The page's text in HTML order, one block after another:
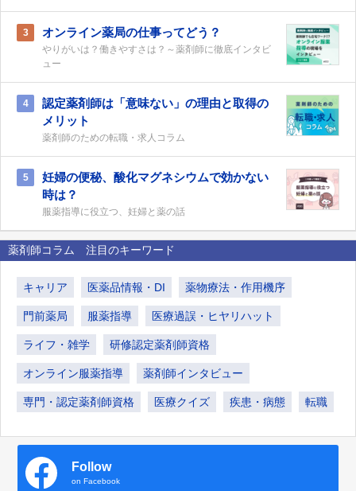
3 オンライン薬局の仕事ってどう？
やりがいは？働きやすさは？～薬剤師に徹底インタビ
ュー
4
認定薬剤師は「意味ない」の理由と取得の
メリット
薬剤師のための転職・求人コラム
5
妊婦の便秘、酸化マグネシウムで効かない
時は？
服薬指導に役立つ、妊婦と薬の話
薬剤師コラム 注目のキーワード
キャリア 医薬品情報・DI 薬物療法・作用機序
門前薬局 服薬指導 医療過誤・ヒヤリハット
ライフ・雑学 研修認定薬剤師資格
オンライン服薬指導 薬剤師インタビュー
専門・認定薬剤師資格 医療クイズ 疾患・病態 転職
Follow
on Facebook